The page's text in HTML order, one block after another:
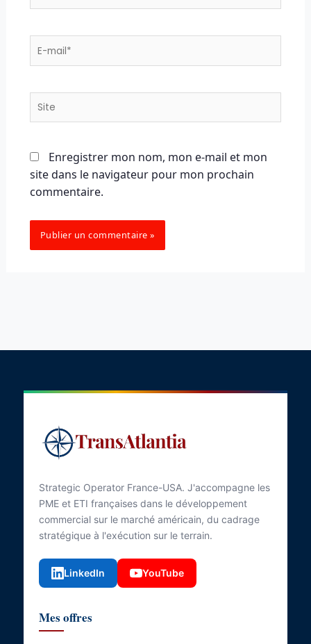
Site
Enregistrer mon nom, mon e-mail et mon
site dans le navigateur pour mon prochain
commentaire.
Strategic Operator France-USA. J'accompagne les
PME et ETI françaises dans le développement
commercial sur le marché américain, du cadrage
stratégique à l'exécution sur le terrain.
LinkedIn YouTube
Mes offres